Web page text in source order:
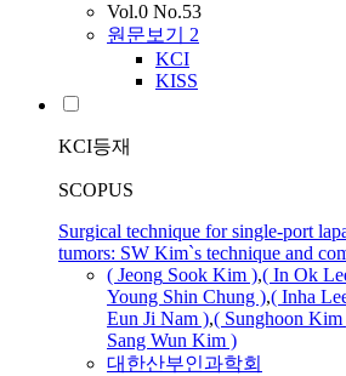
Vol.0 No.53
원문보기 2
KCI
KISS
KCI등재
SCOPUS
Surgical technique for single-port
tumors: SW Kim`s technique and
( Jeong Sook Kim ),( In Ok
Young Shin Chung ),( Inha
Eun Ji Nam ),( Sunghoon Kim
Sang Wun Kim )
대한산부인과학회